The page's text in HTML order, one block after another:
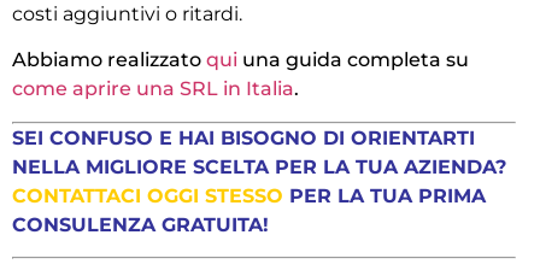
costi aggiuntivi o ritardi.
Abbiamo realizzato qui una guida completa su
come aprire una SRL in Italia.
SEI CONFUSO E HAI BISOGNO DI ORIENTARTI
NELLA MIGLIORE SCELTA PER LA TUA AZIENDA?
CONTATTACI OGGI STESSO PER LA TUA PRIMA
CONSULENZA GRATUITA!